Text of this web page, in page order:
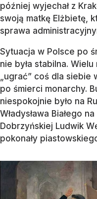
później wyjechał z
swoją matkę Elżbietę,
sprawa
Sytuacja w Polsce po
nie była stabilna.
„ugrać” coś dla siebie
po śmierci monarchy.
niespokojnie było na
Władysława Białego
Dobrzyńskiej Ludwik
pokonały